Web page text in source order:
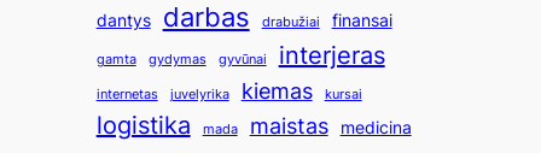
dantys darbas drabužiai finansai
gamta gydymas gyvūnai interjeras
internetas juvelyrika kiemas kursai
logistika mada maistas medicina